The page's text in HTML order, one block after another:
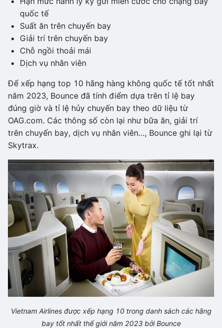
quốc tế
Suất ăn trên chuyến bay
Giải trí trên chuyến bay
Chỗ ngồi thoải mái
Dịch vụ nhân viên
Để xếp hạng top 10 hãng hàng không quốc tế tốt nhất
năm 2023, Bounce đã tính điểm dựa trên tỉ lệ bay
đúng giờ và tỉ lệ hủy chuyến bay theo dữ liệu từ
OAG.com. Các thông số còn lại như bữa ăn, giải trí
trên chuyến bay, dịch vụ nhân viên…, Bounce ghi lại từ
Skytrax.
Vietnam Airlines được xếp hạng 10 trong danh sách các hãng
bay tốt nhất thế giới năm 2023 bởi Bounce